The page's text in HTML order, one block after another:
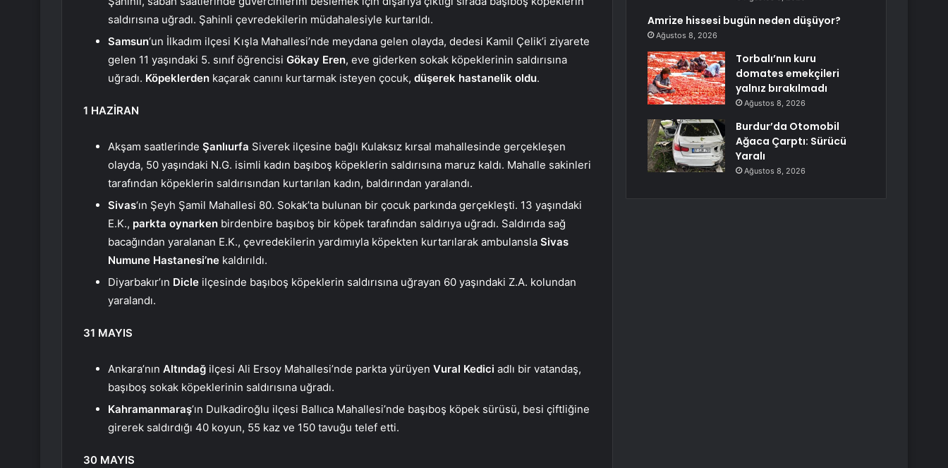
saldırısına uğradı. Şahinli çevredekilerin müdahalesiyle kurtarıldı.
Samsun‘un İlkadım ilçesi Kışla Mahallesi’nde meydana gelen olayda, dedesi Kamil Çelik’i ziyarete
gelen 11 yaşındaki 5. sınıf öğrencisi Gökay Eren, eve giderken sokak köpeklerinin saldırısına
uğradı. Köpeklerden kaçarak canını kurtarmak isteyen çocuk, düşerek hastanelik oldu.
1 HAZİRAN
Akşam saatlerinde Şanlıurfa Siverek ilçesine bağlı Kulaksız kırsal mahallesinde gerçekleşen
olayda, 50 yaşındaki N.G. isimli kadın başıboş köpeklerin saldırısına maruz kaldı. Mahalle sakinleri
tarafından köpeklerin saldırısından kurtarılan kadın, baldırından yaralandı.
Sivas‘ın Şeyh Şamil Mahallesi 80. Sokak’ta bulunan bir çocuk parkında gerçekleşti. 13 yaşındaki
E.K., parkta oynarken birdenbire başıboş bir köpek tarafından saldırıya uğradı. Saldırıda sağ
bacağından yaralanan E.K., çevredekilerin yardımıyla köpekten kurtarılarak ambulansla Sivas
Numune Hastanesi’ne kaldırıldı.
Diyarbakır’ın Dicle ilçesinde başıboş köpeklerin saldırısına uğrayan 60 yaşındaki Z.A. kolundan
yaralandı.
31 MAYIS
Ankara’nın Altındağ ilçesi Ali Ersoy Mahallesi’nde parkta yürüyen Vural Kedici adlı bir vatandaş,
başıboş sokak köpeklerinin saldırısına uğradı.
Kahramanmaraş’ın Dulkadiroğlu ilçesi Ballıca Mahallesi’nde başıboş köpek sürüsü, besi çiftliğine
girerek saldırdığı 40 koyun, 55 kaz ve 150 tavuğu telef etti.
30 MAYIS
Amrize hissesi bugün neden düşüyor?
Ağustos 8, 2026
Torbalı’nın kuru
domates emekçileri
yalnız bırakılmadı
Ağustos 8, 2026
Burdur’da Otomobil
Ağaca Çarptı: Sürücü
Yaralı
Ağustos 8, 2026